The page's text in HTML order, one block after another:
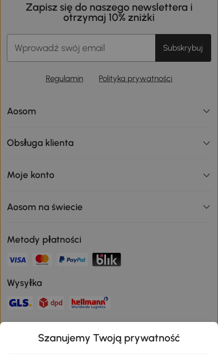
Zapisz się do naszego newslettera i
otrzymaj 10% zniżki
Subskrybuj
Regulamin Polityka prywatności
Aosom
Obsługa klienta
Moje konto
Aosom na świecie
Metody płatności
Wysyłka
Szanujemy Twoją prywatność